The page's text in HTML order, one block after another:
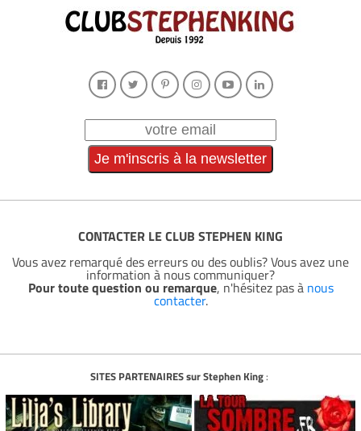
CONTACTER LE CLUB STEPHEN KING
Vous avez remarqué des erreurs ou des oublis? Vous avez une
information à nous communiquer?
Pour toute question ou remarque, n'hésitez pas à nous
contacter.
SITES PARTENAIRES sur Stephen King: